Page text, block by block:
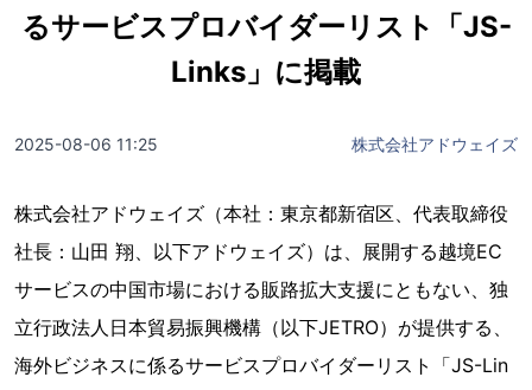
るサービスプロバイダーリスト「JS-
Links」に掲載
2025-08-06 11:25 株式会社アドウェイズ
株式会社アドウェイズ（本社：東京都新宿区、代表取締役
社長：山田 翔、以下アドウェイズ）は、展開する越境EC
サービスの中国市場における販路拡大支援にともない、独
立行政法人日本貿易振興機構（以下JETRO）が提供する、
海外ビジネスに係るサービスプロバイダーリスト「JS-Lin